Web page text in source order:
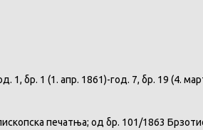
бр. 1 (1. апр. 1861)-год. 7, бр. 19 (4.
печатња; од бр. 101/1863